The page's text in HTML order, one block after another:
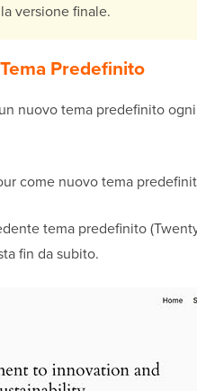
versione finale.
Predefinito
nuovo tema predefinito
come nuovo tema
tema predefinito
fin da subito.